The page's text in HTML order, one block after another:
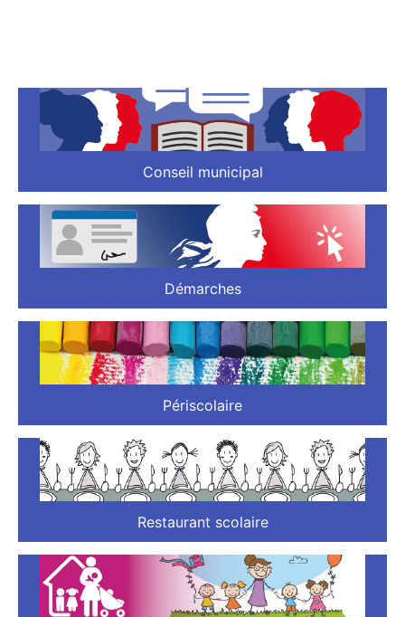
Conseil municipal
Démarches
Périscolaire
Restaurant scolaire